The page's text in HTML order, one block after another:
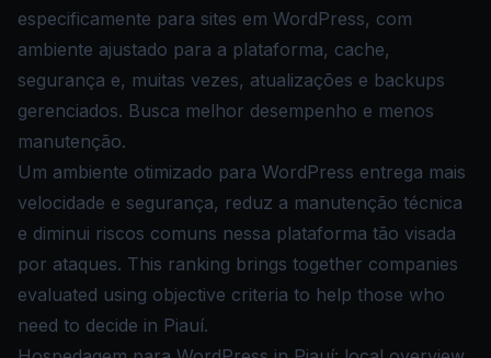
especificamente para sites em WordPress, com
ambiente ajustado para a plataforma, cache,
segurança e, muitas vezes, atualizações e backups
gerenciados. Busca melhor desempenho e menos
manutenção.
Um ambiente otimizado para WordPress entrega mais
velocidade e segurança, reduz a manutenção técnica
e diminui riscos comuns nessa plataforma tão visada
por ataques. This ranking brings together companies
evaluated using objective criteria to help those who
need to decide in Piauí.